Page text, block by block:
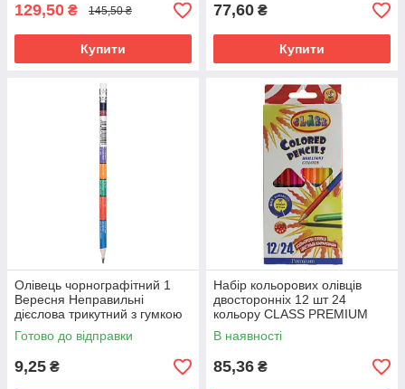
129,50 ₴ 145,50 ₴
Купити
77,60 ₴
Купити
Олівець чорнографітний 1
Вересня Неправильні
дієслова трикутний з гумкою
(280591)
Готово до відправки
9,25 ₴
Набір кольорових олівців
двосторонніх 12 шт 24
кольору CLASS PREMIUM
(1612/24)
В наявності
85,36 ₴